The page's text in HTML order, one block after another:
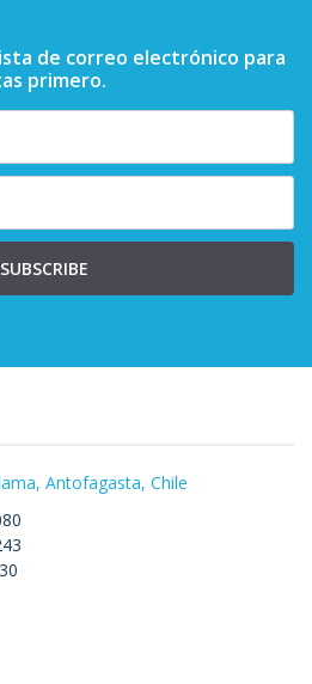
de correo electrónico para
primero.
SUBSCRIBE
Antofagasta, Chile